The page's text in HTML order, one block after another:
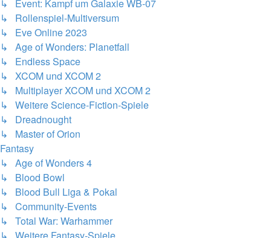
↳ Event: Kampf um Galaxie WB-07
↳ Rollenspiel-Multiversum
↳ Eve Online 2023
↳ Age of Wonders: Planetfall
↳ Endless Space
↳ XCOM und XCOM 2
↳ Multiplayer XCOM und XCOM 2
↳ Weitere Science-Fiction-Spiele
↳ Dreadnought
↳ Master of Orion
Fantasy
↳ Age of Wonders 4
↳ Blood Bowl
↳ Blood Bull Liga & Pokal
↳ Community-Events
↳ Total War: Warhammer